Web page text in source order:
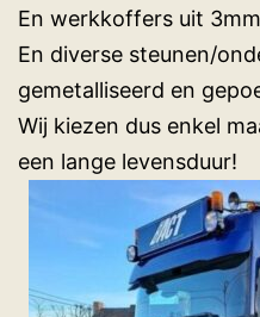
En werkkoffers uit
En diverse steunen/
gemetalliseerd en
Wij kiezen dus enkel
een lange levensduur!